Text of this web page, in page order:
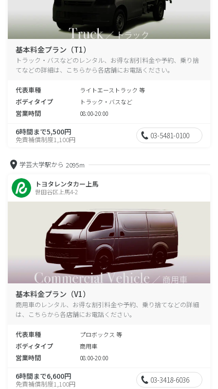
基本料金プラン（T1）
トラック・バスなどのレンタル、お得な割引料金や予約、乗り捨
てなどの詳細は、こちらから各店舗にお電話ください。
代表車種 ライトエーストラック 等
ボディタイプ トラック・バスなど
営業時間 08:00-20:00
6時間まで5,500円
免責補償制度1,100円 03-5481-0100
学芸大学駅から 2095m
トヨタレンタカー上馬
世田谷区上馬4-2
基本料金プラン（V1）
商用車のレンタル、お得な割引料金や予約、乗り捨てなどの詳細
は、こちらから各店舗にお電話ください。
代表車種 プロボックス 等
ボディタイプ 商用車
営業時間 08:00-20:00
6時間まで6,600円
免責補償制度1,100円 03-3418-6036